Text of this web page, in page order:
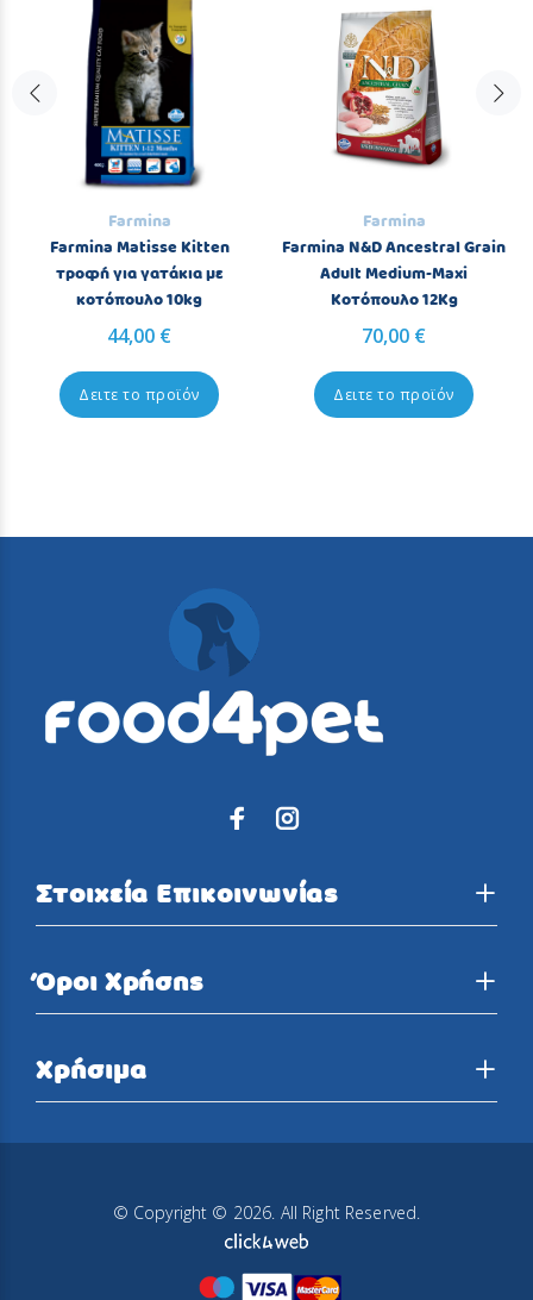
Farmina
Farmina Matisse Kitten
τροφή για γατάκια με
κοτόπουλο 10kg
44,00 €
Δειτε το προϊόν
Farmina
Farmina N&D Ancestral Grain
Adult Medium-Maxi
Κοτόπουλο 12Kg
70,00 €
Δειτε το προϊόν
Στοιχεία Επικοινωνίας
Όροι Χρήσης
Χρήσιμα
© Copyright © 2026. All Right Reserved.